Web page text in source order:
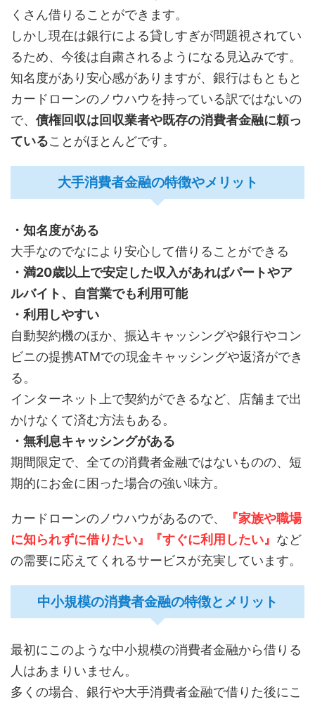
くさん借りることができます。
しかし現在は銀行による貸しすぎが問題視されてい
るため、今後は自粛されるようになる見込みです。
知名度があり安心感がありますが、銀行はもともと
カードローンのノウハウを持っている訳ではないの
で、 債権回収は回収業者や既存の消費者金融に頼っ
ていることがほとんどです。
大手消費者金融の特徴やメリット
・知名度がある
大手なのでなにより安心して借りることができる
・満20歳以上で安定した収入があればパートやア
ルバイト、自営業でも利用可能
・利用しやすい
自動契約機のほか、振込キャッシングや銀行やコン
ビニの提携ATMでの現金キャッシングや返済ができ
る。
インターネット上で契約ができるなど、店舗まで出
かけなくて済む方法もある。
・無利息キャッシングがある
期間限定で、全ての消費者金融ではないものの、短
期的にお金に困った場合の強い味方。
カードローンのノウハウがあるので、
『家族や職場
に知られずに借りたい』『すぐに利用したい』 など
の需要に応えてくれるサービスが充実しています。
中小規模の消費者金融の特徴とメリット
最初にこのような中小規模の消費者金融から借りる
人はあまりいません。
多くの場合、銀行や大手消費者金融で借りた後にこ